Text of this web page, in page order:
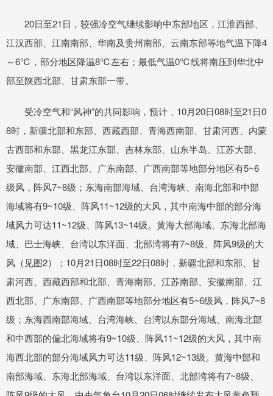
20日至21日，较强冷空气继续影响中东部地区，江淮西部、
江汉西部、江南南部、华南及贵州南部、云南东部等地气温下降4
～6℃，部分地区降温8℃左右；最低气温0℃线将南压到华北中
部至陕西北部、甘肃东部一带。
受冷空气和“风神”的共同影响，预计，10月20日08时至21日0
8时，新疆北部和东部、西藏西部、青海西南部、甘肃河西、内蒙
古西部和东部、黑龙江东部、吉林东部、山东半岛、江苏大部、
安徽南部、江西北部、广东南部、广西南部等地部分地区有5~6
级风，阵风7~8级；东海南部海域、台湾海峡、南海北部和中部
海域将有9~10级、阵风11~12级的大风，其中南海中部的部分海
域风力可达11~12级、阵风13~14级。黄海大部海域、东海北部海
域、巴士海峡、台湾以东洋面、北部湾将有7~8级、阵风9级的大
风（见图2）；10月21日08时至22日08时，新疆北部和东部、甘
肃河西、西藏西部和北部、青海南部、江苏南部、安徽南部、江
西北部、广东南部、广西南部等地部分地区有5~6级风，阵风7~8
级；东海西南部海域、台湾海峡、台湾以东部分海域、南海北部
和中西部的偏北海域将有9~10级、阵风11~12级的大风，其中南
海西北部的部分海域风力可达11级、阵风12~13级。黄海中部和
南部海域、东海北部海域、台湾以东洋面、北部湾将有7~8级、